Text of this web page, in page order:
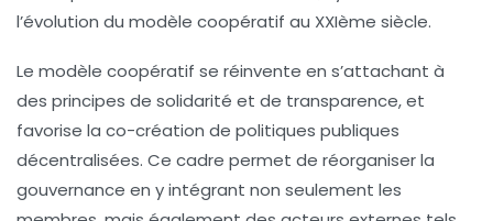
l’évolution du modèle coopératif au XXIème siècle.
Le modèle coopératif se réinvente en s’attachant à
des principes de solidarité et de transparence, et
favorise la co-création de politiques publiques
décentralisées. Ce cadre permet de réorganiser la
gouvernance en y intégrant non seulement les